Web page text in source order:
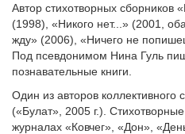
Автор стихотворных сборников
(1998), «Никого нет...» (2001,
жду» (2006), «Ничего не
Под псевдонимом Нина Гуль
познавательные книги.
Один из авторов коллективного
(«Булат», 2005 г.).
журналах «Ковчег», «Дон»,